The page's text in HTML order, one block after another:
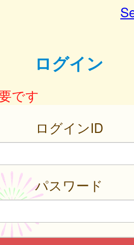
ログイン
です
ログインID
パスワード